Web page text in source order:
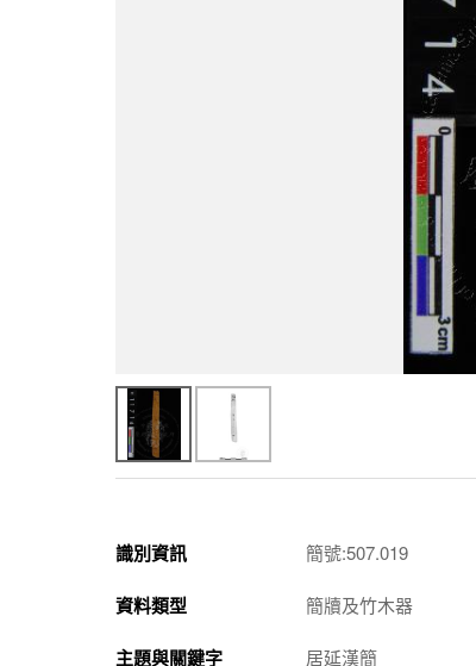
識別資訊 簡號:507.019
資料類型 簡牘及竹木器
主題與關鍵字 居延漢簡